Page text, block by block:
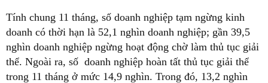
Tính chung 11 tháng, số doanh nghiệp tạm ngừng kinh
doanh có thời hạn là 52,1 nghìn doanh nghiệp; gần 39,5
nghìn doanh nghiệp ngừng hoạt động chờ làm thủ tục giải
thể. Ngoài ra, số doanh nghiệp hoàn tất thủ tục giải thể
trong 11 tháng ở mức 14,9 nghìn. Trong đó, 13,2 nghìn